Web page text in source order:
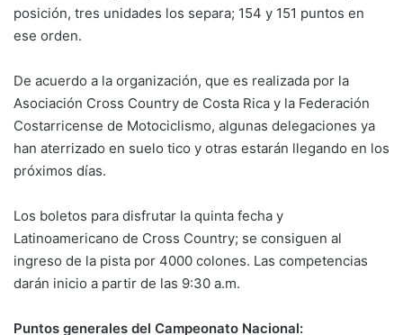
posición, tres unidades los separa; 154 y 151 puntos en
ese orden.
De acuerdo a la organización, que es realizada por la
Asociación Cross Country de Costa Rica y la Federación
Costarricense de Motociclismo, algunas delegaciones ya
han aterrizado en suelo tico y otras estarán llegando en los
próximos días.
Los boletos para disfrutar la quinta fecha y
Latinoamericano de Cross Country; se consiguen al
ingreso de la pista por 4000 colones. Las competencias
darán inicio a partir de las 9:30 a.m.
Puntos generales del Campeonato Nacional: